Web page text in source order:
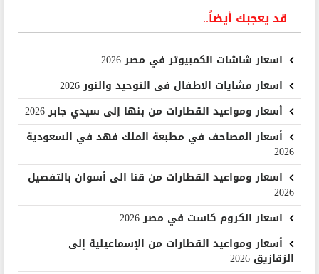
قد يعجبك أيضاً..
اسعار شاشات الكمبيوتر في مصر 2026
اسعار مشايات الاطفال فى التوحيد والنور 2026
أسعار ومواعيد القطارات من بنها إلى سيدي جابر 2026
أسعار المصاحف في مطبعة الملك فهد في السعودية
2026
اسعار ومواعيد القطارات من قنا الى أسوان بالتفصيل
2026
اسعار الكروم كاست في مصر 2026
أسعار ومواعيد القطارات من الإسماعيلية إلى
الزقازيق 2026